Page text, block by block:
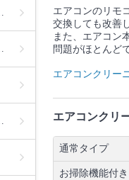
エアコンのリモ
交換しても改善
また、エアコン
問題がほとんど
エアコンクリー
エアコンクリ
通常タイプ
お掃除機能付き